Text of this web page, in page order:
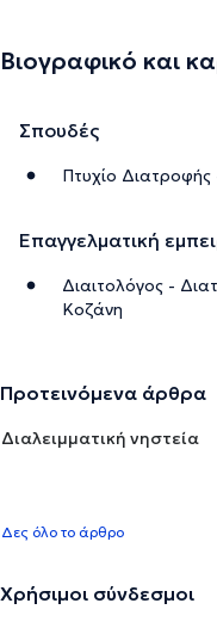
Βιογραφικό και
Σπουδές
Πτυχίο Διατροφής
Επαγγελματική
Διαιτολόγος -
Κοζάνη
Προτεινόμενα άρθρα
Διαλειμματική νηστεία
Δες όλο το άρθρο
Χρήσιμοι σύνδεσμοι